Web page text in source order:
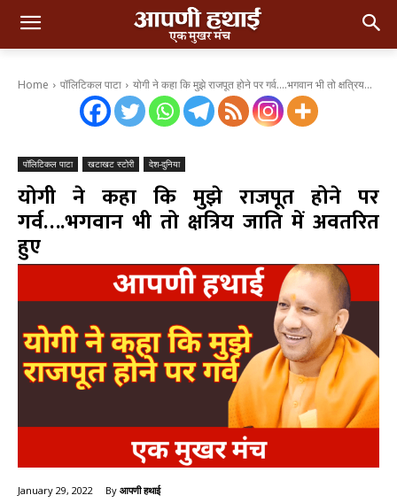
Home पॉलिटिकल पाटा योगी ने कहा कि मुझे राजपूत होने पर गर्व....भगवान भी तो क्षत्रिय...
पॉलिटिकल पाटा खटाखट स्टोरी देश-दुनिया
योगी ने कहा कि मुझे राजपूत होने पर
गर्व….भगवान भी तो क्षत्रिय जाति में अवतरित
हुए
January 29, 2022 By आपणी हथाई